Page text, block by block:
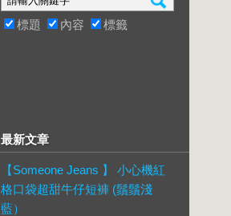
標題 內容 標籤
最新文章
【Someone Jeans 】 小心機紅
格口袋超甜牛仔短褲 (鬚鬚淺
藍）